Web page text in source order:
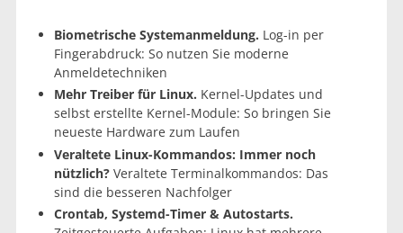
Biometrische Systemanmeldung. Log-in per
Fingerabdruck: So nutzen Sie moderne
Anmeldetechniken
Mehr Treiber für Linux. Kernel-Updates und
selbst erstellte Kernel-Module: So bringen Sie
neueste Hardware zum Laufen
Veraltete Linux-Kommandos: Immer noch
nützlich? Veraltete Terminalkommandos: Das
sind die besseren Nachfolger
Crontab, Systemd-Timer & Autostarts.